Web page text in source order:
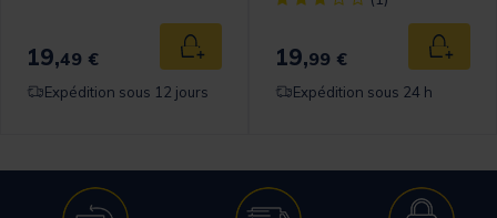
panier
19,49 € Ajouter au panier
Expédition sous 12 jours
19,99 €
Expédition sous 24 h